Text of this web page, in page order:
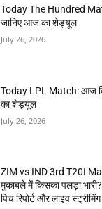
Today The Hundred
जानिए आज का शेड्यूल
July 26, 2026
Today LPL Match: आज
का शेड्यूल
July 26, 2026
ZIM vs IND 3rd T20I
मुकाबले में किसका पलड़ा
पिच रिपोर्ट और लाइव